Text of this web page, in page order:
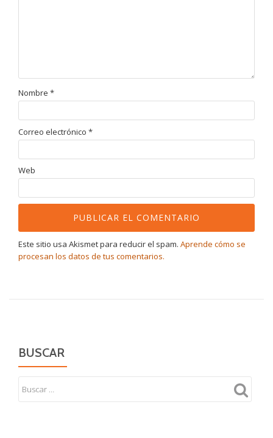
Nombre *
Correo electrónico *
Web
Este sitio usa Akismet para reducir el spam. Aprende cómo se
procesan los datos de tus comentarios.
BUSCAR